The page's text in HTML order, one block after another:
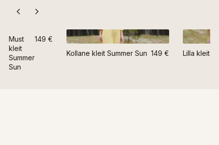
Must
kleit
Summer
Sun
149 €
Kollane kleit Summer Sun 149 € Lilla kleit